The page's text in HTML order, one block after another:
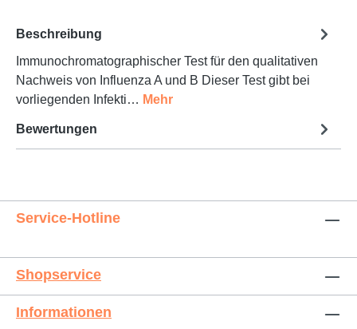
Beschreibung
Immunochromatographischer Test für den qualitativen
Nachweis von Influenza A und B Dieser Test gibt bei
vorliegenden Infekti… Mehr
Bewertungen
Service-Hotline
Shopservice
Informationen